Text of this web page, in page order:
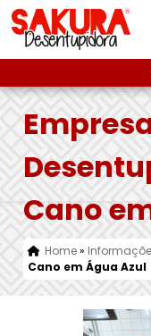
Cano
Home»
Cano em Água Azul